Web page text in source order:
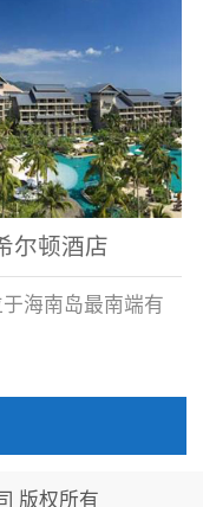
尔顿酒店
海南岛最南端有
岛天堂”之美称的
版权所有